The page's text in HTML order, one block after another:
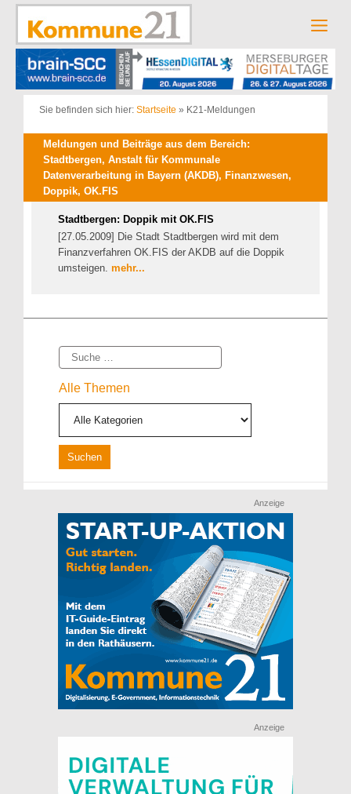
Zum
springen
Sie befinden sich hier: Startseite » K21-Meldungen
Meldungen und Beiträge aus dem Bereich:
Stadtbergen, Anstalt für Kommunale
Datenverarbeitung in Bayern (AKDB), Finanzwesen,
Doppik, OK.FIS
Stadtbergen: Doppik mit OK.FIS
[27.05.2009] Die Stadt Stadtbergen wird mit dem
Finanzverfahren OK.FIS der AKDB auf die Doppik
umsteigen. mehr...
Suche
Alle Themen
Anzeige
Anzeige